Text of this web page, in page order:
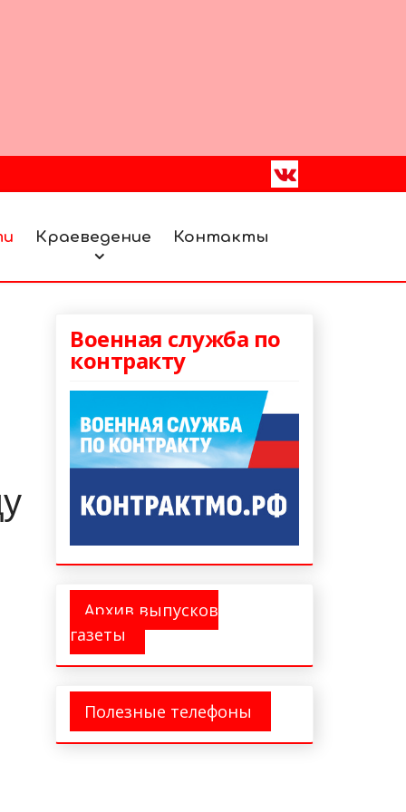
Краеведение Контакты
Военная служба по
контракту
Архив выпусков
газеты
Полезные телефоны